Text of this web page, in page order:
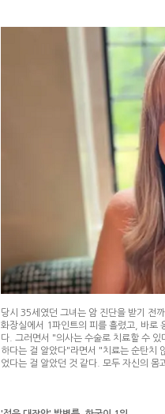
당시 35세였던 그녀는 암 진단을 받기 전
화장실에서 1파인트의 피를 흘렸고, 바로
다. 그러면서 "의사는 수술로 치료할 수
하다는 걸 알았다"라면서 "치료는 순탄치
었다는 걸 알았던 것 같다. 모두 자신의 몸